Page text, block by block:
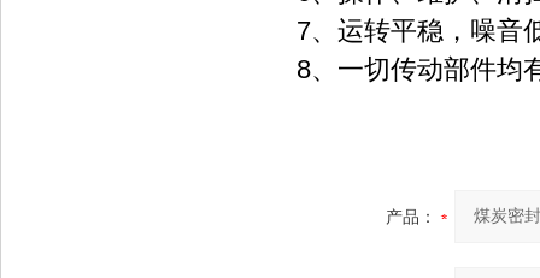
7、运转平稳，噪音
8、一切传动部件均
产品：